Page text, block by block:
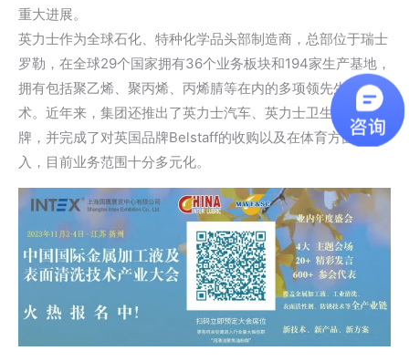
重大进展。
英力士作为全球石化、特种化学品头部制造商，总部位于瑞士
罗勒，在全球29个国家拥有36个业务板块和194家生产基地，
拥有包括聚乙烯、聚丙烯、丙烯腈等在内的多项领先生产技
术。近年来，集团还推出了英力士汽车、英力士卫生保健品
牌，并完成了对英国品牌Belstaff的收购以及在体育方面的投
入，目前业务范围十分多元化。